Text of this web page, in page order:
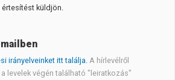
küldjön.
irányelveinket itt találja. A hírlevélről
levelek végén található "leiratkozás"